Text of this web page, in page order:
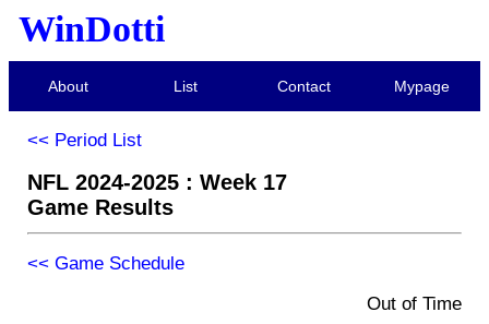
WinDotti
About List Contact Mypage
<< Period List
NFL 2024-2025 : Week 17
Game Results
<< Game Schedule
Out of Time